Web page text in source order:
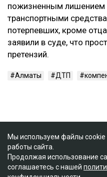
пожизненным лишением
транспортными
потерпевших, кроме
заявили в суде, что
претензий.
Алматы ДТП
Мы используем файлы cookie
работы сайта.
Продолжая использование
соглашаетесь с нашей